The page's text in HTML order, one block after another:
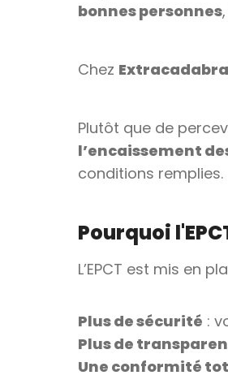
bonnes personnes
Chez Extracadabra
Plutôt que de
l’encaissement
conditions remplies.
Pourquoi
L’EPCT est mis en
Plus de sécurité :
Plus de
Une conformité